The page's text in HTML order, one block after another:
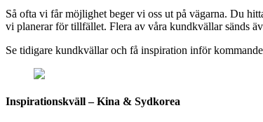
Så ofta vi får möjlighet beger vi oss ut på vägarna. Du
vi planerar för tillfället. Flera av våra kundkvällar sänds
Se tidigare kundkvällar och få inspiration inför
Inspirationskväll – Kina & Sydkorea